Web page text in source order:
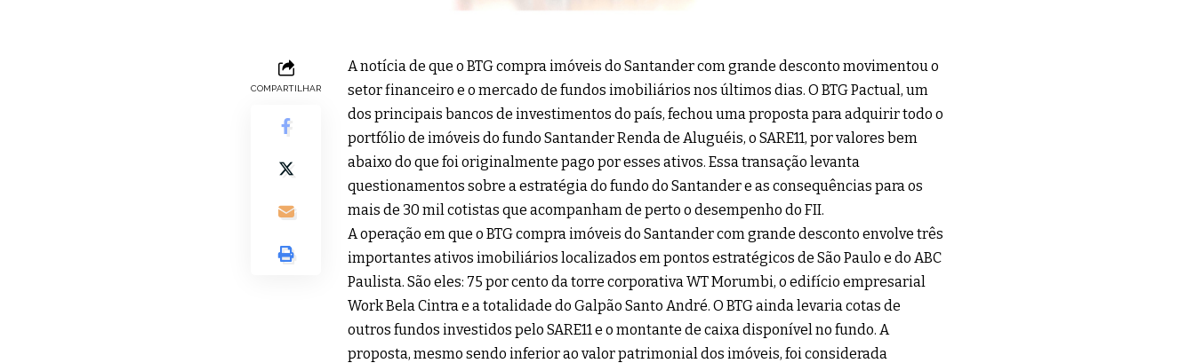
COMPARTILHAR
A notícia de que o BTG compra imóveis do Santander com grande desconto movimentou o
setor financeiro e o mercado de fundos imobiliários nos últimos dias. O BTG Pactual, um
dos principais bancos de investimentos do país, fechou uma proposta para adquirir todo o
portfólio de imóveis do fundo Santander Renda de Aluguéis, o SARE11, por valores bem
abaixo do que foi originalmente pago por esses ativos. Essa transação levanta
questionamentos sobre a estratégia do fundo do Santander e as consequências para os
mais de 30 mil cotistas que acompanham de perto o desempenho do FII.
A operação em que o BTG compra imóveis do Santander com grande desconto envolve três
importantes ativos imobiliários localizados em pontos estratégicos de São Paulo e do ABC
Paulista. São eles: 75 por cento da torre corporativa WT Morumbi, o edifício empresarial
Work Bela Cintra e a totalidade do Galpão Santo André. O BTG ainda levaria cotas de
outros fundos investidos pelo SARE11 e o montante de caixa disponível no fundo. A
proposta, mesmo sendo inferior ao valor patrimonial dos imóveis, foi considerada